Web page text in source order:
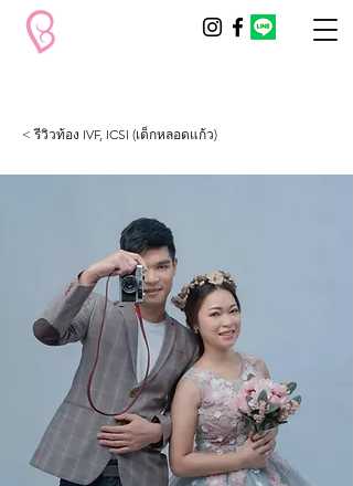
< รีวิวท้อง IVF, ICSI (เด็กหลอดแก้ว)